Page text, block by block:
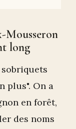
Mousseron
long
sobriquets
plus". On a
en forêt,
des noms